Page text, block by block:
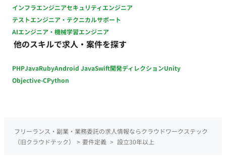
インフラエンジニアセキュリティエンジニア
テストエンジニア・テクニカルサポート
AIエンジニア・機械学習エンジニア
他のスキルで求人・案件を探す
PHPJavaRubyAndroid JavaSwift開発ディレクションUnity
Objective-CPython
フリーランス・副業・業務委託の求人情報ならクラウドワークステック
（旧クラウドテック）
> 要件定義 > 設立30年以上